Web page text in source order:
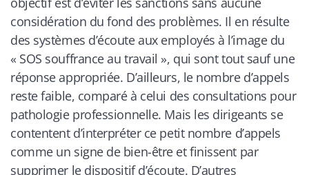
considération du fond des problèmes. Il en résulte
des systèmes d’écoute aux employés à l’image du
« SOS souffrance au travail », qui sont tout sauf une
réponse appropriée. D’ailleurs, le nombre d’appels
reste faible, comparé à celui des consultations pour
pathologie professionnelle. Mais les dirigeants se
contentent d’interpréter ce petit nombre d’appels
comme un signe de bien-être et finissent par
supprimer le dispositif d’écoute. D’autres